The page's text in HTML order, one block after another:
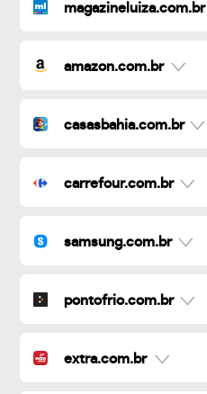
magazineluiza.com.br
amazon.com.br
casasbahia.com.br
carrefour.com.br
samsung.com.br
pontofrio.com.br
extra.com.br